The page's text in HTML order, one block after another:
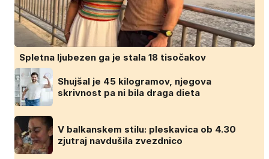
Spletna ljubezen ga je stala 18 tisočakov
Shujšal je 45 kilogramov, njegova
skrivnost pa ni bila draga dieta
V balkanskem stilu: pleskavica ob 4.30
zjutraj navdušila zvezdnico